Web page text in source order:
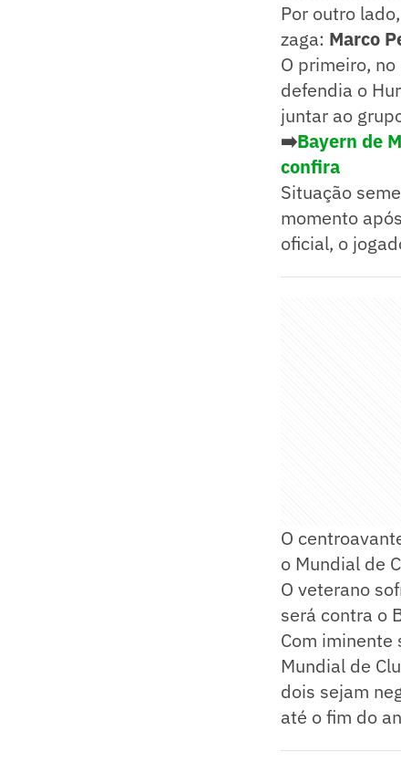
Por outro
zaga: Marco
O primeiro,
defendia o
juntar ao
➡️Bayern de
confira
Situação
momento
oficial, o
O
o Mundial de
O veterano
será contra o
Com iminente
Mundial de
dois sejam
até o fim do